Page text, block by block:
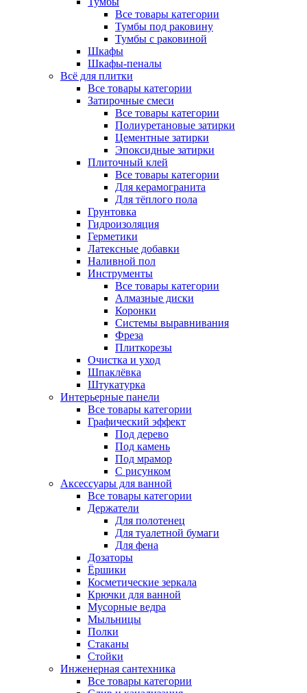
Все товары категории
Тумбы под раковину
Тумбы с раковиной
Шкафы
Шкафы-пеналы
Всё для плитки
Все товары категории
Затирочные смеси
Все товары категории
Полиуретановые затирки
Цементные затирки
Эпоксидные затирки
Плиточный клей
Все товары категории
Для керамогранита
Для тёплого пола
Грунтовка
Гидроизоляция
Герметики
Латексные добавки
Наливной пол
Инструменты
Все товары категории
Алмазные диски
Коронки
Системы выравнивания
Фреза
Плиткорезы
Очистка и уход
Шпаклёвка
Штукатурка
Интерьерные панели
Все товары категории
Графический эффект
Под дерево
Под камень
Под мрамор
С рисунком
Аксессуары для ванной
Все товары категории
Держатели
Для полотенец
Для туалетной бумаги
Для фена
Дозаторы
Ёршики
Косметические зеркала
Крючки для ванной
Мусорные ведра
Мыльницы
Полки
Стаканы
Стойки
Инженерная сантехника
Все товары категории